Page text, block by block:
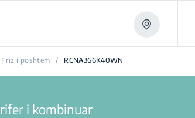
Friz i poshtëm / RCNA366K40WN
i kombinuar